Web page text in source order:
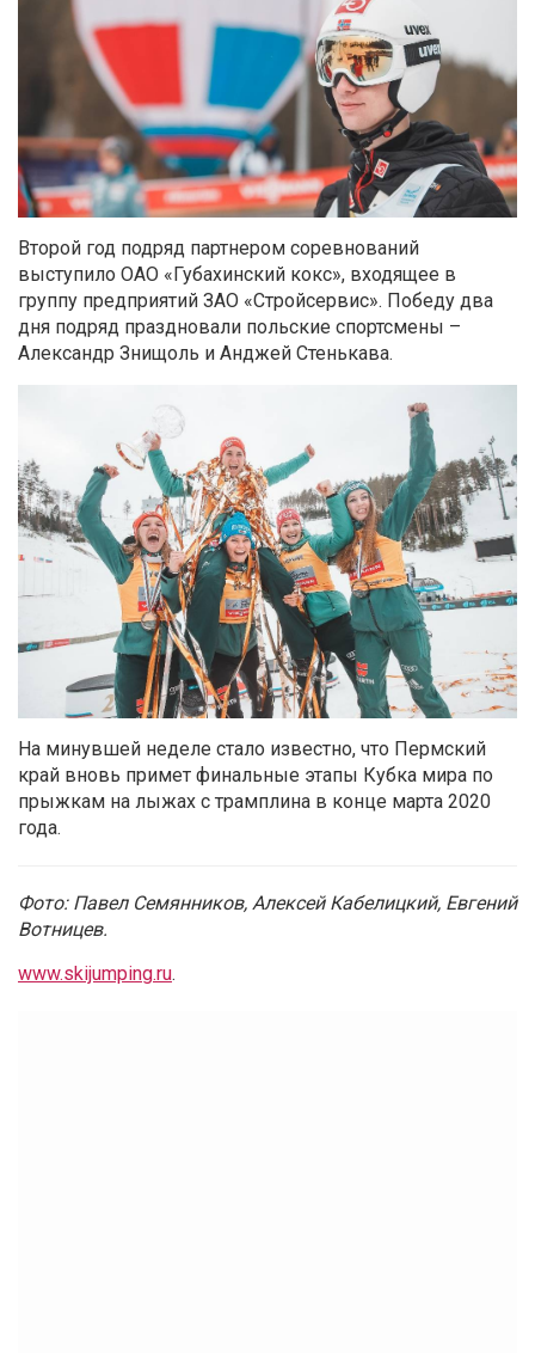
Второй год подряд партнером соревнований
выступило ОАО «Губахинский кокс», входящее в
группу предприятий ЗАО «Стройсервис». Победу два
дня подряд праздновали польские спортсмены –
Александр Знищоль и Анджей Стенькава.
На минувшей неделе стало известно, что Пермский
край вновь примет финальные этапы Кубка мира по
прыжкам на лыжах с трамплина в конце марта 2020
года.
Фото: Павел Семянников, Алексей Кабелицкий, Евгений
Вотницев.
www.skijumping.ru.